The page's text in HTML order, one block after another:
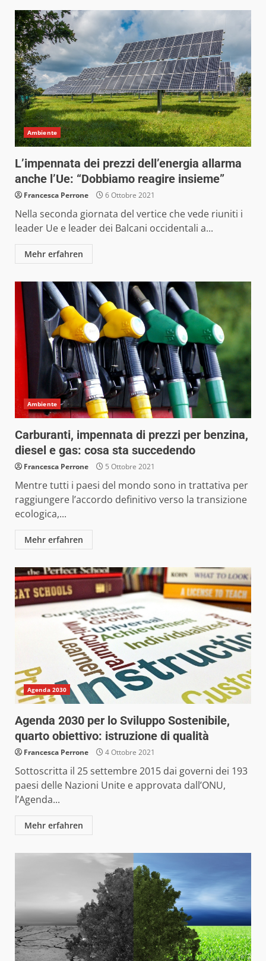
Ambiente
L’impennata dei prezzi dell’energia allarma
anche l’Ue: “Dobbiamo reagire insieme”
Francesca Perrone 6 Ottobre 2021
Nella seconda giornata del vertice che vede riuniti i
leader Ue e leader dei Balcani occidentali a...
Mehr erfahren
Ambiente
Carburanti, impennata di prezzi per benzina,
diesel e gas: cosa sta succedendo
Francesca Perrone 5 Ottobre 2021
Mentre tutti i paesi del mondo sono in trattativa per
raggiungere l’accordo definitivo verso la transizione
ecologica,...
Mehr erfahren
Agenda 2030
Agenda 2030 per lo Sviluppo Sostenibile,
quarto obiettivo: istruzione di qualità
Francesca Perrone 4 Ottobre 2021
Sottoscritta il 25 settembre 2015 dai governi dei 193
paesi delle Nazioni Unite e approvata dall’ONU,
l’Agenda...
Mehr erfahren